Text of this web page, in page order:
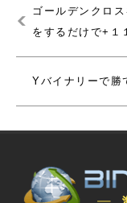
ゴールデンクロ
をするだけで+１
Yバイナリーで勝